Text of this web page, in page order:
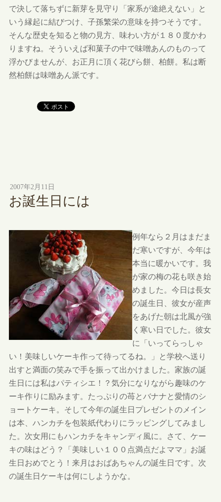
で決して落ちずに新芽を見守り「家系が途絶えない」と
いう縁起に結びつけ、子孫繁栄の意味を持つそうです。
そんな歴史を知ると物の見方、味わい方が１８０度かわ
りますね。そういえば和菓子の中で味噌あんのものって
浮かびませんが、お正月に頂く花びら餅、柏餅。私は断
然柏餅は味噌あん派です。
2007年2月11日
お誕生日には
例年なら２月はまだま
だ寒いですが、今年は
本当に暖かいです。我
が家の梅の花も咲き始
めました。今日は長女
の誕生日、彼女が産声
をあげた朝は北風が強
く寒い日でした。彼女
に「いってらっしゃ
い！美味しいケーキ作って待ってるね。」と学校へ送り
出すと満面の笑みで手を振って出かけました。家族の誕
生日には私はパティシエ！？気分になりながら趣味のケ
ーキ作りに励みます。たっぷりの苺とバナナと愛情のシ
ョートケーキ。そして今年の誕生日プレゼントのメイン
は本、ハンカチを包装紙代わりにラッピングしてみまし
た。次女用にもハンカチをキャンディ風に。さて、ケー
キの味はどう？「美味しい１００点満点だよママ」お誕
生日おめでとう！来月はおばあちゃんの誕生日です。次
の誕生日ケーキは何にしようかな。